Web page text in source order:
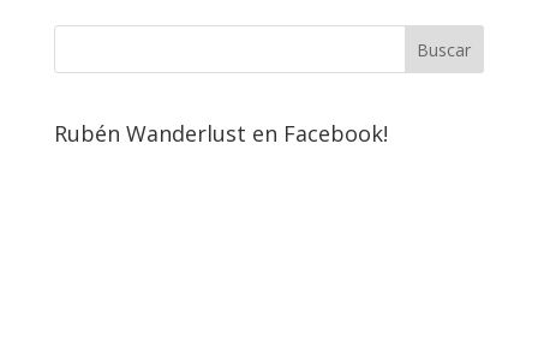
Rubén Wanderlust en Facebook!